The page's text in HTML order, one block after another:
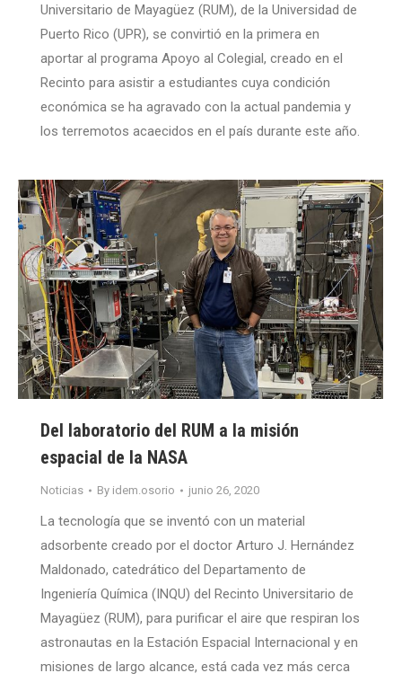
Universitario de Mayagüez (RUM), de la Universidad de
Puerto Rico (UPR), se convirtió en la primera en
aportar al programa Apoyo al Colegial, creado en el
Recinto para asistir a estudiantes cuya condición
económica se ha agravado con la actual pandemia y
los terremotos acaecidos en el país durante este año.
Del laboratorio del RUM a la misión
espacial de la NASA
Noticias By idem.osorio junio 26, 2020
La tecnología que se inventó con un material
adsorbente creado por el doctor Arturo J. Hernández
Maldonado, catedrático del Departamento de
Ingeniería Química (INQU) del Recinto Universitario de
Mayagüez (RUM), para purificar el aire que respiran los
astronautas en la Estación Espacial Internacional y en
misiones de largo alcance, está cada vez más cerca